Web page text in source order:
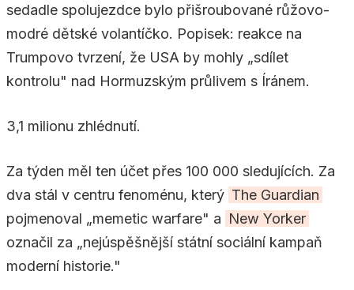
sedadle spolujezdce bylo přišroubované růžovo-
modré dětské volantíčko. Popisek: reakce na
Trumpovo tvrzení, že USA by mohly „sdílet
kontrolu" nad Hormuzským průlivem s Íránem.
3,1 milionu zhlédnutí.
Za týden měl ten účet přes 100 000 sledujících. Za
dva stál v centru fenoménu, který The Guardian
pojmenoval „memetic warfare" a New Yorker
označil za „nejúspěšnější státní sociální kampaň
moderní historie."